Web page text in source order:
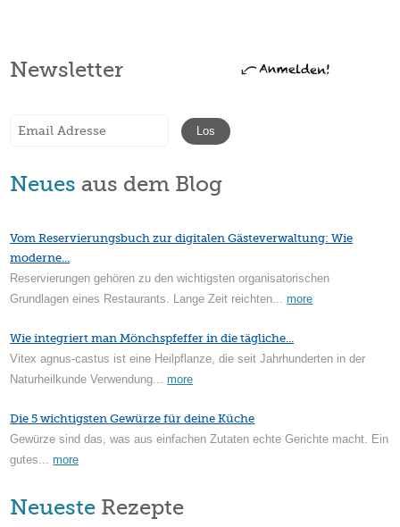
Newsletter
Neues aus dem Blog
Vom Reservierungsbuch zur digitalen Gästeverwaltung: Wie
moderne...
Reservierungen gehören zu den wichtigsten organisatorischen
Grundlagen eines Restaurants. Lange Zeit reichten...more
Wie integriert man Mönchspfeffer in die tägliche...
Vitex agnus-castus ist eine Heilpflanze, die seit Jahrhunderten in der
Naturheilkunde Verwendung...more
Die 5 wichtigsten Gewürze für deine Küche
Gewürze sind das, was aus einfachen Zutaten echte Gerichte macht. Ein
gutes...more
Neueste Rezepte